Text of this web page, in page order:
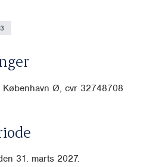
København Ø, cvr 32748708
31. marts 2027.